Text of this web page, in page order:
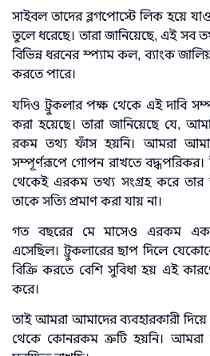
সাইবল তাদের ব্লগপোস্টে লিক হয়ে
তুলে ধরেছে। তারা জানিয়েছে, এই সব
বিভিন্ন ধরনের স্প্যাম কল, ব্যাংক
করতে পারে।
যদিও ট্রুকলার পক্ষ থেকে এই দাবি
করা হয়েছে। তারা জানিয়েছে যে,
রকম তথ্য ফাঁস হয়নি। আমরা
সম্পূর্ণরূপে গোপন রাখতে বদ্ধপরিকর।
থেকেই এরকম তথ্য সংগ্রহ করে তার
তাকে সত্যি প্রমাণ করা যায় না।
গত বছরের মে মাসেও এরকম
এসেছিল। ট্রুকলারের ছাপ দিলে
বিক্রি করতে বেশি সুবিধা হয় এই
করে।
তাই আমরা আমাদের ব্যবহারকারী
থেকে কোনরকম ত্রুটি হয়নি।